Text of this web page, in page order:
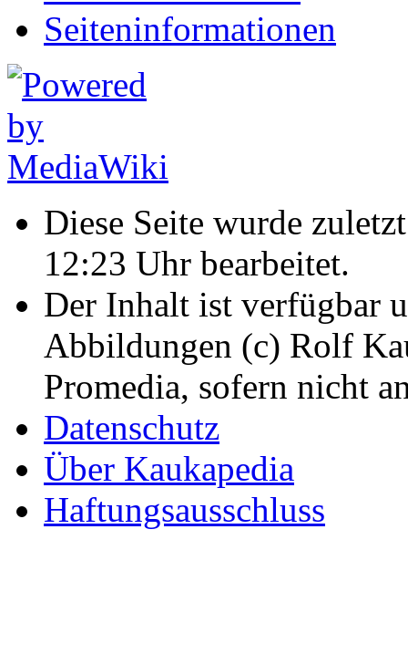
Seiten­informationen
Diese Seite wurde
12:23 Uhr bearbeitet.
Der Inhalt ist verfügbar
Abbildungen (c) Rolf
Promedia, sofern nicht
Datenschutz
Über Kaukapedia
Haftungsausschluss